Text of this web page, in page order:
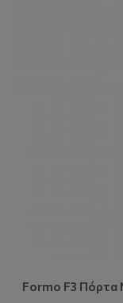
Formo F3 Πόρτα